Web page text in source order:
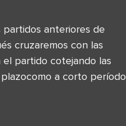
anteriores de
cruzaremos con las
el partido cotejando las
a corto período